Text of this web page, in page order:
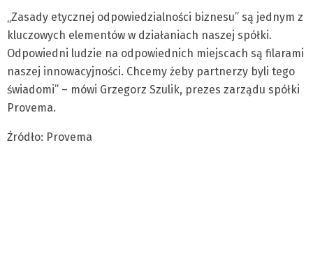
„Zasady etycznej odpowiedzialności biznesu” są jednym z
kluczowych elementów w działaniach naszej spółki.
Odpowiedni ludzie na odpowiednich miejscach są filarami
naszej innowacyjności. Chcemy żeby partnerzy byli tego
świadomi” – mówi Grzegorz Szulik, prezes zarządu spółki
Provema.
Źródło: Provema